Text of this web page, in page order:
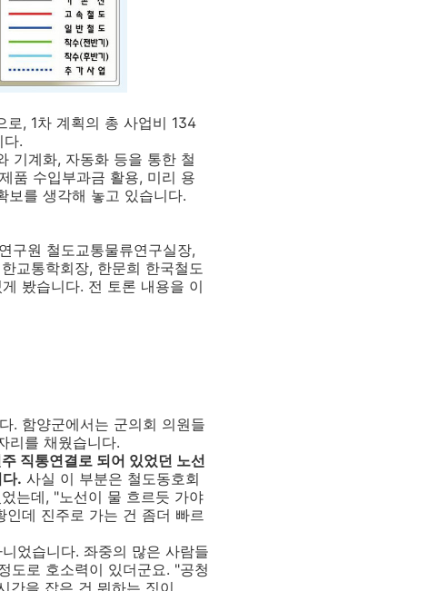
로, 1차 계획의 총 사업비 134
.
기계화, 자동화 등을 통한 철
품 수입부과금 활용, 미리 용
보를 생각해 놓고 있습니다.
구원 철도교통물류연구실장,
교통학회장, 한문희 한국철도
봤습니다. 전 토론 내용을 이
. 함양군에서는 군의회 의원들
리를 채웠습니다.
직통연결로 되어 있었던 노선
. 사실 이 부분은 철도동호회
는데, "노선이 물 흐르듯 가야
데 진주로 가는 건 좀더 빠르
었습니다. 좌중의 많은 사람들
도로 호소력이 있더군요. "공청
간을 잡은 건 뭐하는 짓이